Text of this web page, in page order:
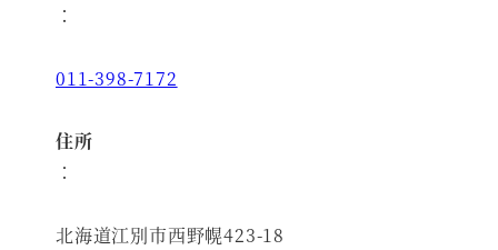
：
011-398-7172
住所
：
北海道江別市西野幌423-18